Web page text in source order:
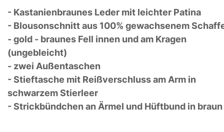
- Kastanienbraunes Leder mit leichter Patina
- Blousonschnitt aus 100% gewachsenem
- gold - braunes Fell innen und am Kragen
(ungebleicht)
- zwei Außentaschen
- Stieftasche mit Reißverschluss am Arm in
schwarzem Stierleer
- Strickbündchen an Ärmel und Hüftbund in braun